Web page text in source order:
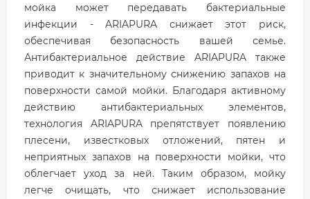
мойка может передавать бактериальные
инфекции - ARIAPURA снижает этот риск,
обеспечивая безопасность вашей семье.
Антибактериальное действие ARIAPURA также
приводит к значительному снижению запахов на
поверхности самой мойки. Благодаря активному
действию антибактериальных элементов,
технология ARIAPURA препятствует появлению
плесени, известковых отложений, пятен и
неприятных запахов на поверхности мойки, что
облегчает уход за ней. Таким образом, мойку
легче очищать, что снижает использование